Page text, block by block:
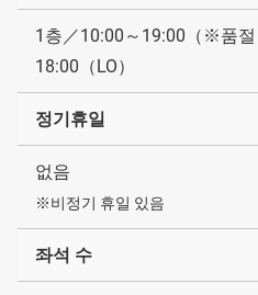
1층／10:00～19:00（※품절
18:00（LO）
정기휴일
없음
※비정기 휴일 있음
좌석 수